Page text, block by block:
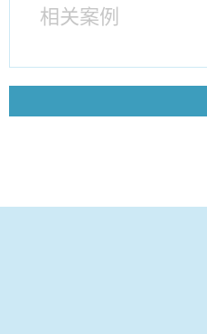
相关案例